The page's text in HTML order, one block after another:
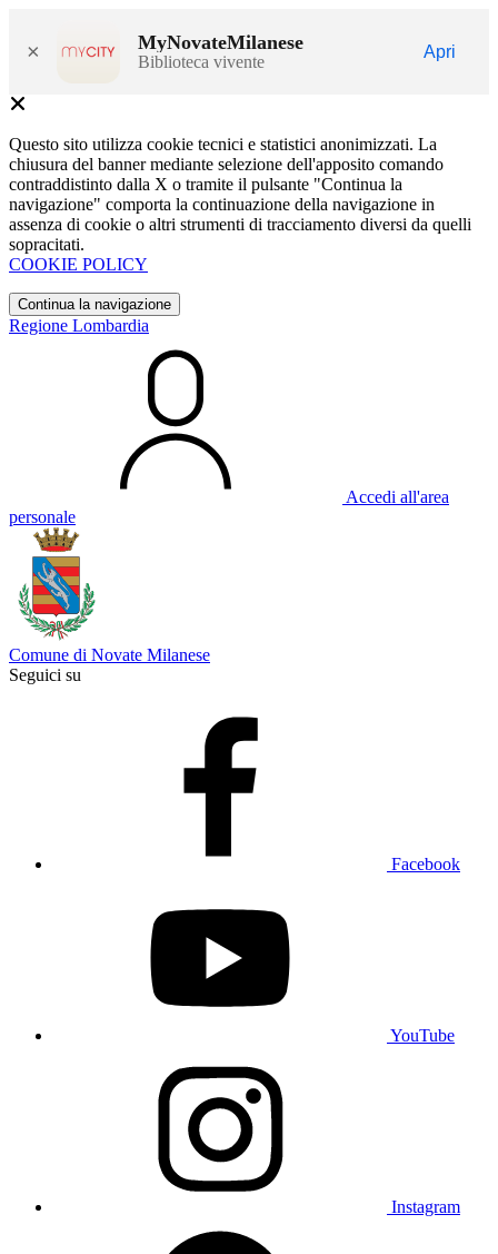
× MyNovateMilanese
Biblioteca vivente
Apri
Questo sito utilizza cookie tecnici e statistici anonimizzati. La
chiusura del banner mediante selezione dell'apposito comando
contraddistinto dalla X o tramite il pulsante "Continua la
navigazione" comporta la continuazione della navigazione in
assenza di cookie o altri strumenti di tracciamento diversi da quelli
sopracitati.
COOKIE POLICY
Continua la navigazione
Regione Lombardia
Accedi all'area
personale
Comune di Novate Milanese
Seguici su
Facebook
YouTube
Instagram